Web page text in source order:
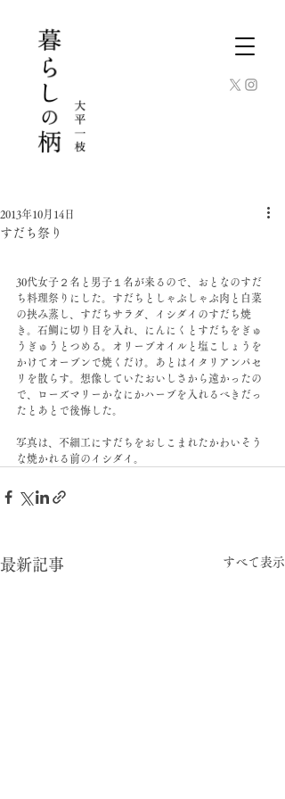
すだち祭り
2013年10月14日
30代女子２名と男子１名が来るので、おとなのすだ
ち料理祭りにした。すだちとしゃぶしゃぶ肉と白菜
の挟み蒸し、すだちサラダ、イシダイのすだち焼
き。石鯛に切り目を入れ、にんにくとすだちをぎゅ
うぎゅうとつめる。オリーブオイルと塩こしょうを
かけてオーブンで焼くだけ。あとはイタリアンパセ
リを散らす。想像していたおいしさから遠かったの
で、ローズマリーかなにかハーブを入れるべきだっ
たとあとで後悔した。
写真は、不細工にすだちをおしこまれたかわいそう
な焼かれる前のイシダイ。
最新記事 すべて表示